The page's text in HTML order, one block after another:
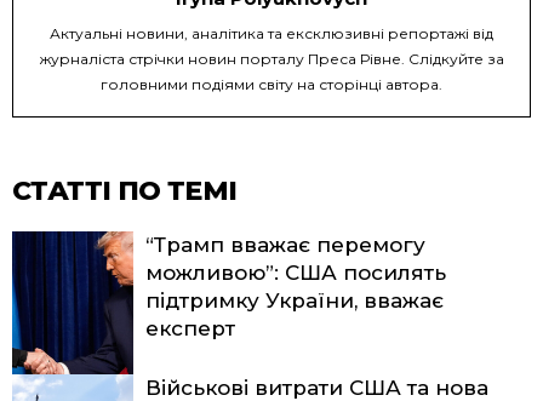
Актуальні новини, аналітика та ексклюзивні репортажі від
журналіста стрічки новин порталу Преса Рівне. Слідкуйте за
головними подіями світу на сторінці автора.
СТАТТІ ПО ТЕМІ
“Трамп вважає перемогу
можливою”: США посилять
підтримку України, вважає
експерт
Військові витрати США та нова